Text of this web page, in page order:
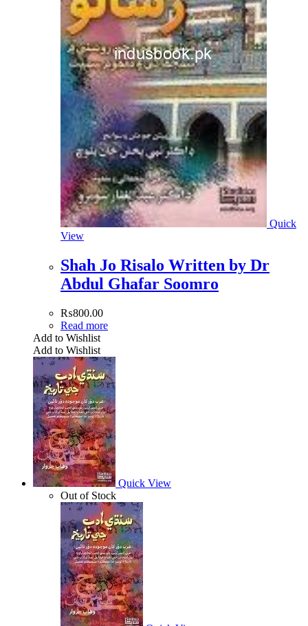
Quick
View
Shah Jo Risalo Written by Dr
Abdul Ghafar Soomro
₨800.00
Read more
Add to Wishlist
Add to Wishlist
Quick View
Out of Stock